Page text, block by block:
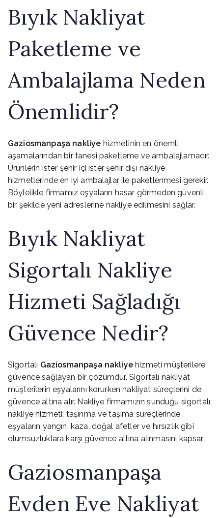
Bıyık Nakliyat
Paketleme ve
Ambalajlama Neden
Önemlidir?
Gaziosmanpaşa nakliye hizmetinin en önemli
aşamalarından bir tanesi paketleme ve ambalajlamadır.
Ürünlerin ister şehir içi ister şehir dışı nakliye
hizmetlerinde en iyi ambalajlar ile paketlenmesi gerekir.
Böylelikle firmamız eşyaların hasar görmeden güvenli
bir şekilde yeni adreslerine nakliye edilmesini sağlar.
Bıyık Nakliyat
Sigortalı Nakliye
Hizmeti Sağladığı
Güvence Nedir?
Sigortalı Gaziosmanpaşa nakliye hizmeti müşterilere
güvence sağlayan bir çözümdür. Sigortalı nakliyat
müşterilerin eşyalarını korurken nakliyat süreçlerini de
güvence altına alır. Nakliye firmamızın sunduğu sigortalı
nakliye hizmeti; taşınma ve taşıma süreçlerinde
eşyaların yangın, kaza, doğal afetler ve hırsızlık gibi
olumsuzluklara karşı güvence altına alınmasını kapsar.
Gaziosmanpaşa
Evden Eve Nakliyat